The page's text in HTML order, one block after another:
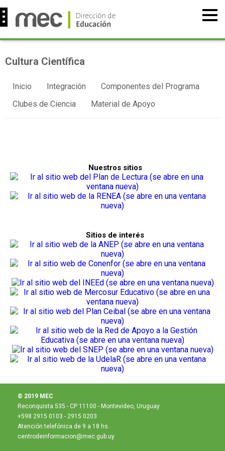
Cultura Científica
Inicio Integración
Componentes del Programa
Clubes de Ciencia
Material de Apoyo
Nuestros sitios
Sitios de interés
© 2019 MEC
Reconquista 535 - CP 11100 - Montevideo, Uruguay
+598 2915 0103 - 2915 0203
Atención telefónica de 9 a 18 hs.
centrodeinformacion@mec.gub.uy